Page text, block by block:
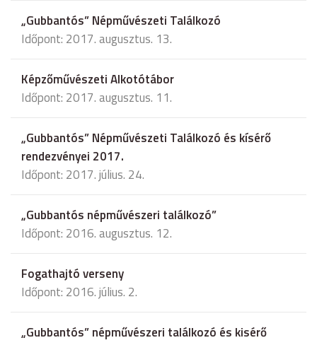
„Gubbantós” Népművészeti Találkozó
Időpont: 2017. augusztus. 13.
Képzőművészeti Alkotótábor
Időpont: 2017. augusztus. 11.
„Gubbantós” Népművészeti Találkozó és kísérő
rendezvényei 2017.
Időpont: 2017. július. 24.
„Gubbantós népművészeri találkozó”
Időpont: 2016. augusztus. 12.
Fogathajtó verseny
Időpont: 2016. július. 2.
„Gubbantós” népművészeri találkozó és kisérő